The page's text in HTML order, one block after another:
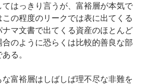
はっきり言うが、富裕層が本気で
の程度のリークでは表に出てくる
マ文書で出てくる資産のほとんど
のように恐らくは比較的善良な部
る。
富裕層はしばしば理不尽な非難を